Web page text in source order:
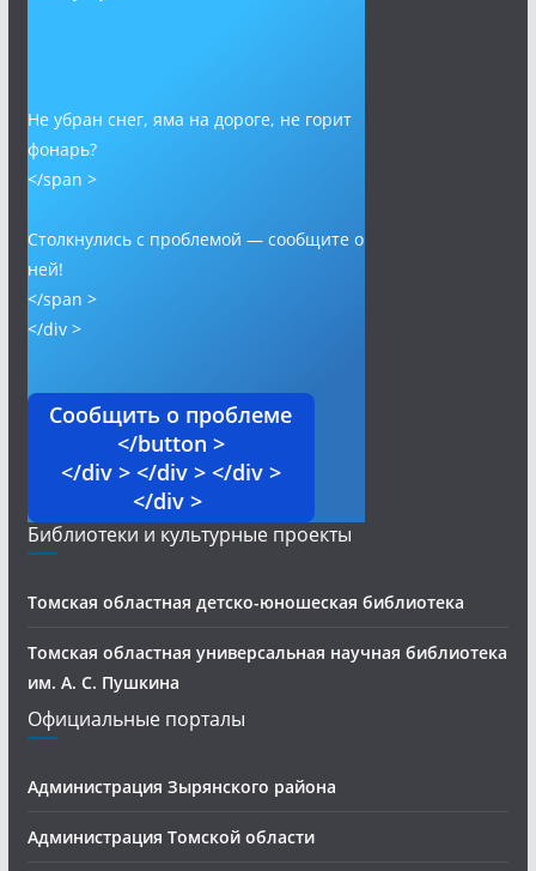
Не убран снег, яма на дороге, не горит
фонарь?
</span >
Столкнулись с проблемой — сообщите о
ней!
</span >
</div >
Сообщить о проблеме
</button >
</div > </div > </div >
</div >
Библиотеки и культурные проекты
Томская областная детско-юношеская библиотека
Томская областная универсальная научная библиотека
им. А. С. Пушкина
Официальные порталы
Администрация Зырянского района
Администрация Томской области